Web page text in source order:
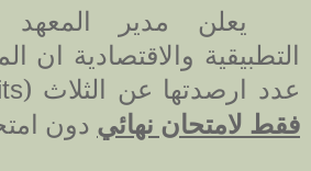
يعلن مدير المعهد
التطبيقية والاقتصادية ان
عدد ارصدتها عن الثلاث (
فقط لامتحان نهائي دون